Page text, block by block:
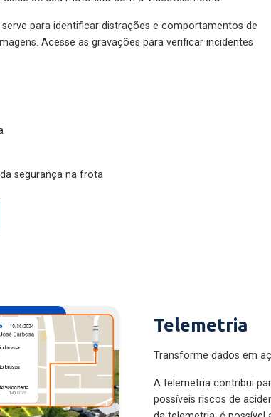
para identificar distrações e comportamentos de
Acesse as gravações para verificar incidentes
segurança na frota
Telemetria
Transforme dados em
A telemetria contribui
possíveis riscos de
da telemetria, é